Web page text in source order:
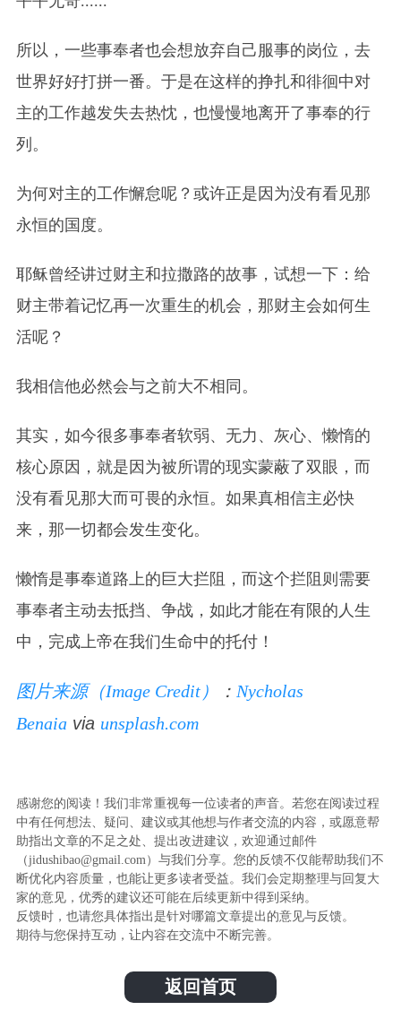
所以，一些事奉者也会想放弃自己服事的岗位，去
世界好好打拼一番。于是在这样的挣扎和徘徊中对
主的工作越发失去热忱，也慢慢地离开了事奉的行
列。
为何对主的工作懈怠呢？或许正是因为没有看见那
永恒的国度。
耶稣曾经讲过财主和拉撒路的故事，试想一下：给
财主带着记忆再一次重生的机会，那财主会如何生
活呢？
我相信他必然会与之前大不相同。
其实，如今很多事奉者软弱、无力、灰心、懒惰的
核心原因，就是因为被所谓的现实蒙蔽了双眼，而
没有看见那大而可畏的永恒。如果真相信主必快
来，那一切都会发生变化。
懒惰是事奉道路上的巨大拦阻，而这个拦阻则需要
事奉者主动去抵挡、争战，如此才能在有限的人生
中，完成上帝在我们生命中的托付！
图片来源（Image Credit） ： Nycholas
Benaiavia unsplash.com
感谢您的阅读！我们非常重视每一位读者的声音。若您在阅读过程
中有任何想法、疑问、建议或其他想与作者交流的内容，或愿意帮
助指出文章的不足之处、提出改进建议，欢迎通过邮件
（jidushibao@gmail.com）与我们分享。您的反馈不仅能帮助我们不
断优化内容质量，也能让更多读者受益。我们会定期整理与回复大
家的意见，优秀的建议还可能在后续更新中得到采纳。
反馈时，也请您具体指出是针对哪篇文章提出的意见与反馈。
期待与您保持互动，让内容在交流中不断完善。
返回首页